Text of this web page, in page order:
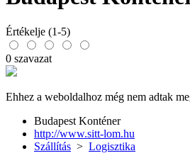
Értékelje (1-5)
0 szavazat
Ehhez a weboldalhoz még nem adtak
Budapest Konténer
http://www.sitt-lom.hu
Szállítás > Logisztika